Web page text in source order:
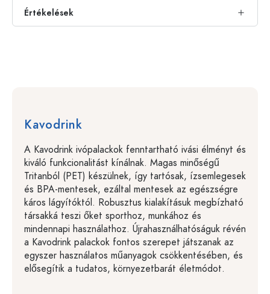
Értékelések
Kavodrink
A Kavodrink ivópalackok fenntartható ivási élményt és
kiváló funkcionalitást kínálnak. Magas minőségű
Tritanból (PET) készülnek, így tartósak, ízsemlegesek
és BPA-mentesek, ezáltal mentesek az egészségre
káros lágyítóktól. Robusztus kialakításuk megbízható
társakká teszi őket sporthoz, munkához és
mindennapi használathoz. Újrahasználhatóságuk révén
a Kavodrink palackok fontos szerepet játszanak az
egyszer használatos műanyagok csökkentésében, és
elősegítik a tudatos, környezetbarát életmódot.